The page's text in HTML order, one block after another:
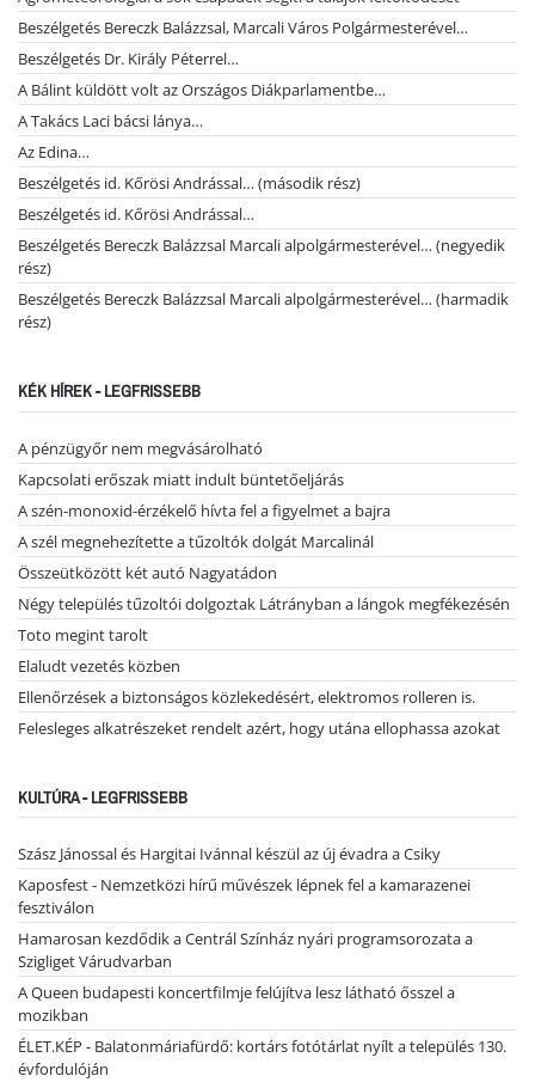
Beszélgetés Bereczk Balázzsal, Marcali Város Polgármesterével…
Beszélgetés Dr. Király Péterrel…
A Bálint küldött volt az Országos Diákparlamentbe…
A Takács Laci bácsi lánya…
Az Edina…
Beszélgetés id. Kőrösi Andrással… (második rész)
Beszélgetés id. Kőrösi Andrással…
Beszélgetés Bereczk Balázzsal Marcali alpolgármesterével… (negyedik
rész)
Beszélgetés Bereczk Balázzsal Marcali alpolgármesterével… (harmadik
rész)
KÉK HÍREK - LEGFRISSEBB
A pénzügyőr nem megvásárolható
Kapcsolati erőszak miatt indult büntetőeljárás
A szén-monoxid-érzékelő hívta fel a figyelmet a bajra
A szél megnehezítette a tűzoltók dolgát Marcalinál
Összeütközött két autó Nagyatádon
Négy település tűzoltói dolgoztak Látrányban a lángok megfékezésén
Toto megint tarolt
Elaludt vezetés közben
Ellenőrzések a biztonságos közlekedésért, elektromos rolleren is.
Felesleges alkatrészeket rendelt azért, hogy utána ellophassa azokat
KULTÚRA - LEGFRISSEBB
Szász Jánossal és Hargitai Ivánnal készül az új évadra a Csiky
Kaposfest - Nemzetközi hírű művészek lépnek fel a kamarazenei
fesztiválon
Hamarosan kezdődik a Centrál Színház nyári programsorozata a
Szigliget Várudvarban
A Queen budapesti koncertfilmje felújítva lesz látható ősszel a
mozikban
ÉLET.KÉP - Balatonmáriafürdő: kortárs fotótárlat nyílt a település 130.
évfordulóján